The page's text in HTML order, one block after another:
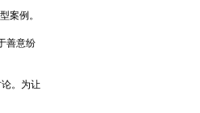
案例。
善意纷
。为让